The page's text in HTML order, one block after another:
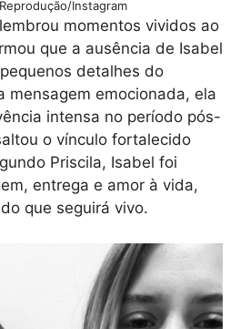
Instagram
momentos vividos ao
que a ausência de Isabel
detalhes do
mensagem emocionada, ela
intensa no período pós-
o vínculo fortalecido
Priscila, Isabel foi
entrega e amor à vida,
que seguirá vivo.